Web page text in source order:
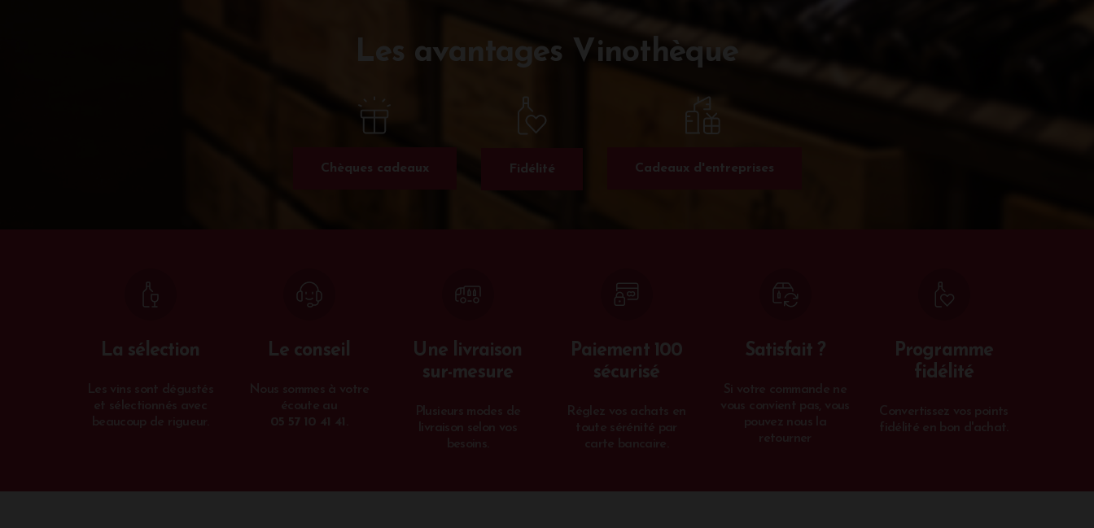
Les avantages Vinothèque
Chèques cadeaux Fidélité Cadeaux d'entreprises
La sélection Le conseil
Une livraison
sur-mesure
Paiement 100
sécurisé
Satisfait ?
Programme
fidélité